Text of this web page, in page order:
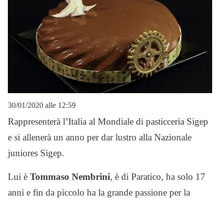
30/01/2020 alle 12:59
Rappresenterà l’Italia al Mondiale di pasticceria Sigep
e si allenerà un anno per dar lustro alla Nazionale
juniores Sigep.
Lui è Tommaso Nembrini, è di Paratico, ha solo 17
anni e fin da piccolo ha la grande passione per la